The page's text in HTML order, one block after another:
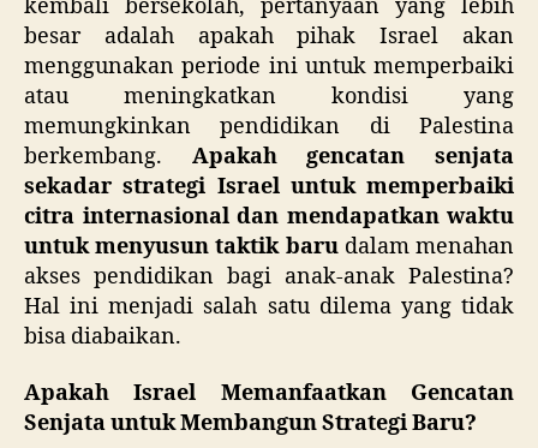
kembali bersekolah, pertanyaan yang lebih
besar adalah apakah pihak Israel akan
menggunakan periode ini untuk memperbaiki
atau meningkatkan kondisi yang
memungkinkan pendidikan di Palestina
berkembang. Apakah gencatan senjata
sekadar strategi Israel untuk memperbaiki
citra internasional dan mendapatkan waktu
untuk menyusun taktik barudalam menahan
akses pendidikan bagi anak-anak Palestina?
Hal ini menjadi salah satu dilema yang tidak
bisa diabaikan.
Apakah Israel Memanfaatkan Gencatan
Senjata untuk Membangun Strategi Baru?